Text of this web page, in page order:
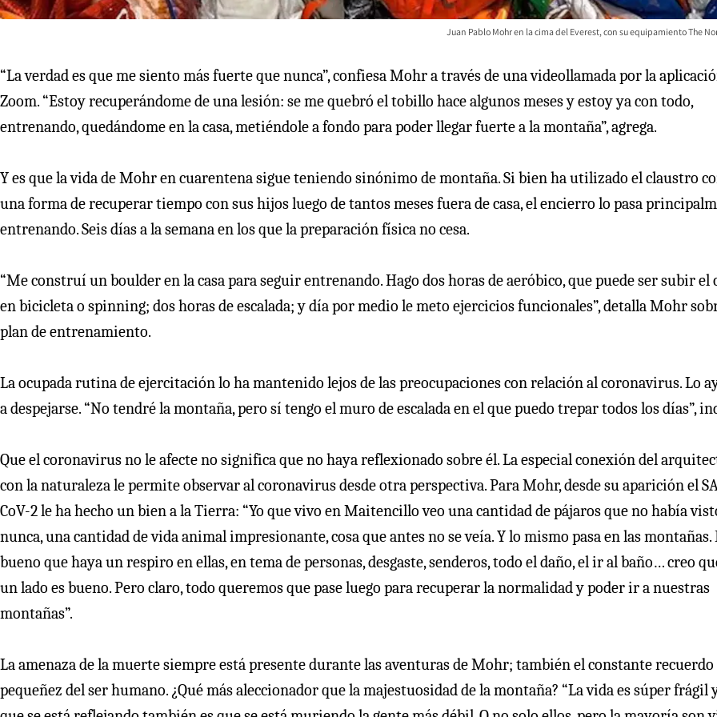
Juan Pablo Mohr en la cima del Everest, con su equipamiento The
“La verdad es que me siento más fuerte que nunca”, confiesa Mohr a través de una videollamada por la
Zoom. “Estoy recuperándome de una lesión: se me quebró el tobillo hace algunos meses y estoy ya con todo,
entrenando, quedándome en la casa, metiéndole a fondo para poder llegar fuerte a la montaña”, agrega.
Y es que la vida de Mohr en cuarentena sigue teniendo sinónimo de montaña. Si bien ha utilizado el claustro
una forma de recuperar tiempo con sus hijos luego de tantos meses fuera de casa, el encierro lo pasa
entrenando. Seis días a la semana en los que la preparación física no cesa.
“Me construí un boulder en la casa para seguir entrenando. Hago dos horas de aeróbico, que puede ser subir el
en bicicleta o spinning; dos horas de escalada; y día por medio le meto ejercicios funcionales”, detalla Mohr
plan de entrenamiento.
La ocupada rutina de ejercitación lo ha mantenido lejos de las preocupaciones con relación al coronavirus. Lo
a despejarse. “No tendré la montaña, pero sí tengo el muro de escalada en el que puedo trepar todos los días”,
Que el coronavirus no le afecte no significa que no haya reflexionado sobre él. La especial conexión del
con la naturaleza le permite observar al coronavirus desde otra perspectiva. Para Mohr, desde su aparición el
CoV-2 le ha hecho un bien a la Tierra: “Yo que vivo en Maitencillo veo una cantidad de pájaros que no había
nunca, una cantidad de vida animal impresionante, cosa que antes no se veía. Y lo mismo pasa en las montañas.
bueno que haya un respiro en ellas, en tema de personas, desgaste, senderos, todo el daño, el ir al baño… creo
un lado es bueno. Pero claro, todo queremos que pase luego para recuperar la normalidad y poder ir a nuestras
montañas”.
La amenaza de la muerte siempre está presente durante las aventuras de Mohr; también el constante recuerdo
pequeñez del ser humano. ¿Qué más aleccionador que la majestuosidad de la montaña? “La vida es súper frágil